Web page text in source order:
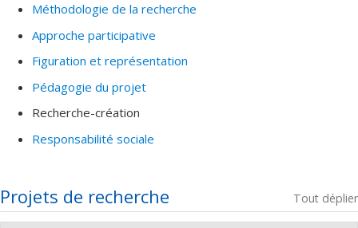
Méthodologie de la recherche
Approche participative
Figuration et représentation
Pédagogie du projet
Recherche-création
Responsabilité sociale
Projets de recherche Tout déplier